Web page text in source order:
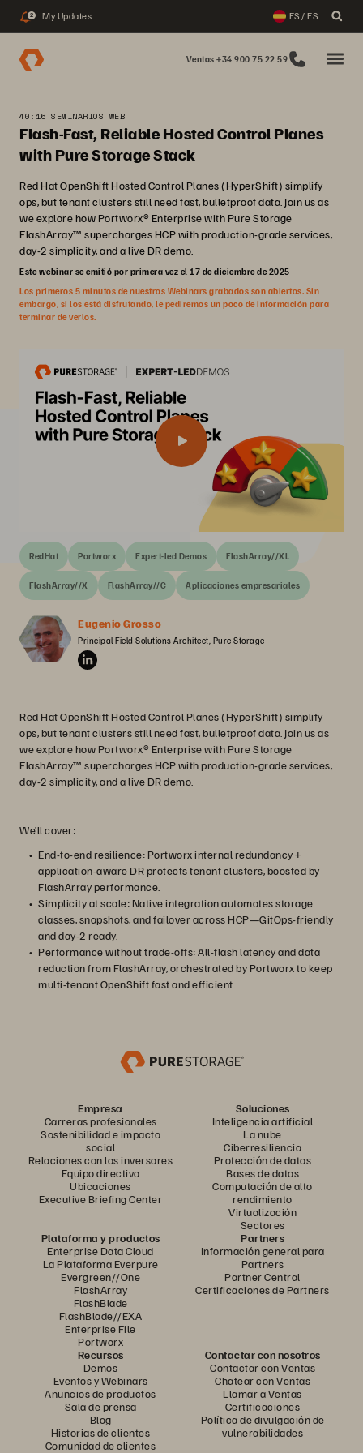
2 My Updates ES / ES
Ventas +34 900 75 22 59
40:16 SEMINARIOS WEB
Flash-Fast, Reliable Hosted Control Planes
with Pure Storage Stack
Red Hat OpenShift Hosted Control Planes (HyperShift) simplify
ops, but tenant clusters still need fast, bulletproof data. Join us as
we explore how Portworx® Enterprise with Pure Storage
FlashArray™ supercharges HCP with production‑grade services,
day‑2 simplicity, and a live DR demo.
Este webinar se emitió por primera vez el 17 de diciembre de 2025
Los primeros 5 minutos de nuestros Webinars grabados son abiertos. Sin
embargo, si los está disfrutando, le pediremos un poco de información para
terminar de verlos.
RedHat Portworx Expert-led Demos FlashArray//XL
FlashArray//X FlashArray//C Aplicaciones empresariales
Eugenio Grosso
Principal Field Solutions Architect, Pure Storage
Red Hat OpenShift Hosted Control Planes (HyperShift) simplify
ops, but tenant clusters still need fast, bulletproof data. Join us as
we explore how Portworx® Enterprise with Pure Storage
FlashArray™ supercharges HCP with production‑grade services,
day‑2 simplicity, and a live DR demo.
We’ll cover:
End-to-end resilience: Portworx internal redundancy +
application-aware DR protects tenant clusters, boosted by
FlashArray performance.
Simplicity at scale: Native integration automates storage
classes, snapshots, and failover across HCP—GitOps-friendly
and day-2 ready.
Performance without trade-offs: All-flash latency and data
reduction from FlashArray, orchestrated by Portworx to keep
multi-tenant OpenShift fast and efficient.
Empresa
Carreras profesionales
Sostenibilidad e impacto
social
Relaciones con los inversores
Equipo directivo
Ubicaciones
Executive Briefing Center
Soluciones
Inteligencia artificial
La nube
Ciberresiliencia
Protección de datos
Bases de datos
Computación de alto
rendimiento
Virtualización
Sectores
Plataforma y productos
Enterprise Data Cloud
La Plataforma Everpure
Evergreen//One
FlashArray
FlashBlade
FlashBlade//EXA
Enterprise File
Portworx
Partners
Información general para
Partners
Partner Central
Certificaciones de Partners
Recursos
Demos
Eventos y Webinars
Anuncios de productos
Sala de prensa
Blog
Historias de clientes
Comunidad de clientes
Contactar con nosotros
Contactar con Ventas
Chatear con Ventas
Llamar a Ventas
Certificaciones
Política de divulgación de
vulnerabilidades